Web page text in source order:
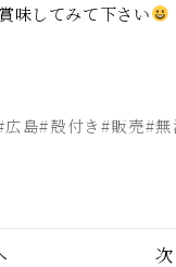
味してみて下さい
島#殻付き#販売#無